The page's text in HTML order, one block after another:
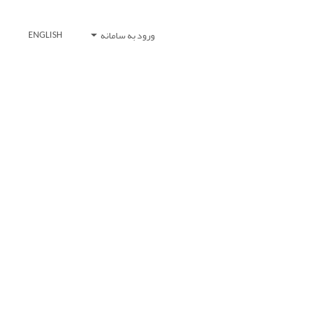
ورود به سامانه ENGLISH